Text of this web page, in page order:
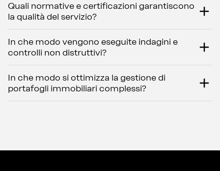
Quali normative e certificazioni garantiscono
la qualità del servizio?
In che modo vengono eseguite indagini e
controlli non distruttivi?
In che modo si ottimizza la gestione di
portafogli immobiliari complessi?